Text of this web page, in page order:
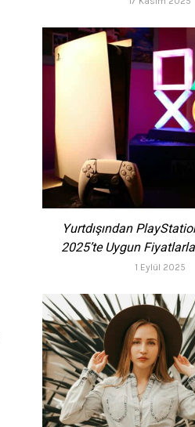
Yurtdışından
2025’te Uygun
1 Eylül 2025